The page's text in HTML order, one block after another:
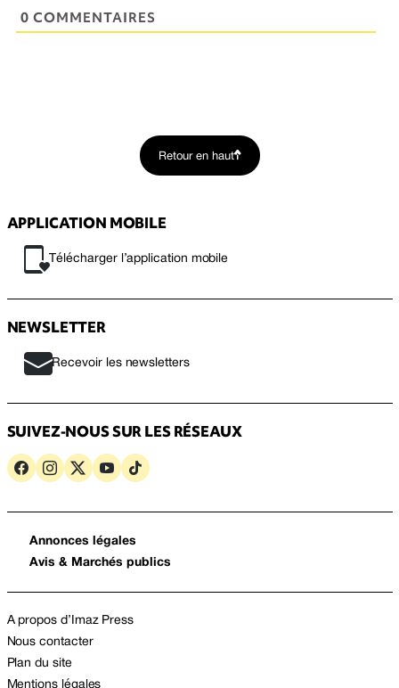
0 COMMENTAIRES
Retour en haut
APPLICATION MOBILE
Télécharger l’application mobile
NEWSLETTER
Recevoir les newsletters
SUIVEZ-NOUS SUR LES RÉSEAUX
Annonces légales
Avis & Marchés publics
A propos d’Imaz Press
Nous contacter
Plan du site
Mentions légales